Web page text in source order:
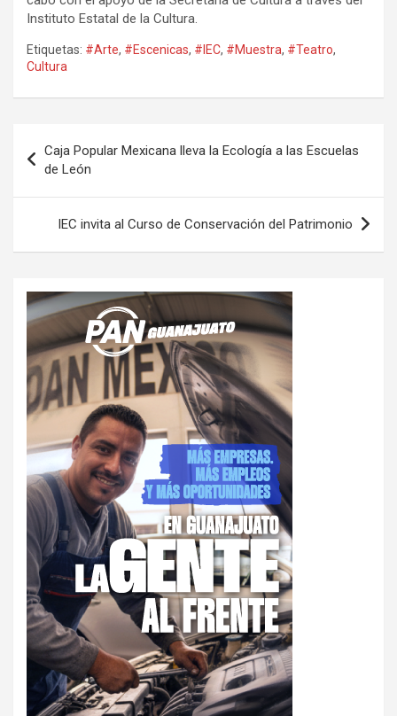
Instituto Estatal de la Cultura.
Etiquetas: #Arte, #Escenicas, #IEC, #Muestra, #Teatro,
Cultura
de
entradas
Caja Popular Mexicana lleva la Ecología a las Escuelas
de León
IEC invita al Curso de Conservación del Patrimonio